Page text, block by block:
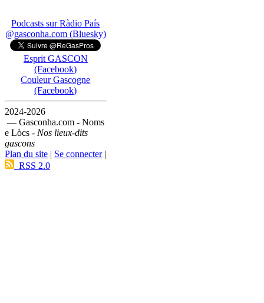
Podcasts sur Ràdio País
@gasconha.com (Bluesky)
Esprit GASCON
(Facebook)
Couleur Gascogne
(Facebook)
2024-2026
— Gasconha.com - Noms
e Lòcs - Nos lieux-dits
gascons
Plan du site | Se connecter|
RSS 2.0